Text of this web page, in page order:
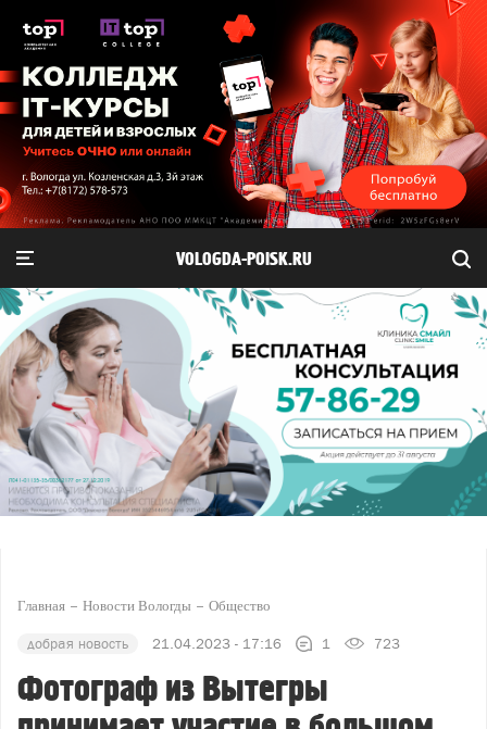
VOLOGDA-POISK.RU
Главная Новости Вологды Общество
добрая новость 21.04.2023 - 17:16 1 723
Фотограф из Вытегры